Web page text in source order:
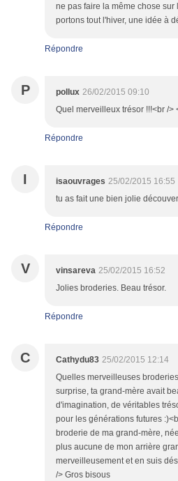
ne pas faire la même chose
portons tout l'hiver, une idée à
Répondre
P pollux 26/02/2015 09:10
Quel merveilleux trésor !!!<br />
Répondre
I isaouvrages 25/02/2015 16:55
tu as fait une bien jolie
Répondre
V vinsareva 25/02/2015 16:52
Jolies broderies. Beau trésor.
Répondre
C Cathydu83 25/02/2015 12:14
Quelles merveilleuses
surprise, ta grand-mère avait
d'imagination, de véritables
pour les générations futures
broderie de ma grand-mère,
plus aucune de mon arrière
merveilleusement et en suis
/> Gros bisous